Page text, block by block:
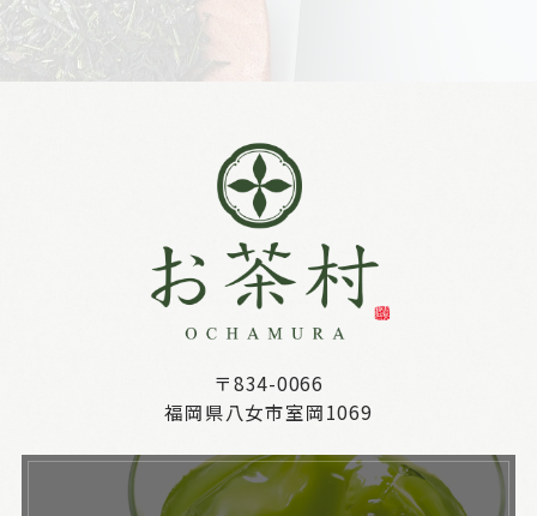
〒834-0066
福岡県八女市室岡1069